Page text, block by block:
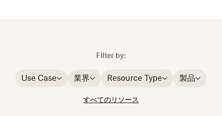
Filter by:
Use Case 業界 Resource Type 製品
すべてのリソース